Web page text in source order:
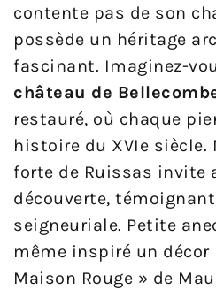
contente pas de son
possède un héritage
fascinant. Imaginez-
château de
restauré, où chaque
histoire du XVIe
forte de Ruissas invite
découverte, témoignant
seigneuriale. Petite
même inspiré un
Maison Rouge » de